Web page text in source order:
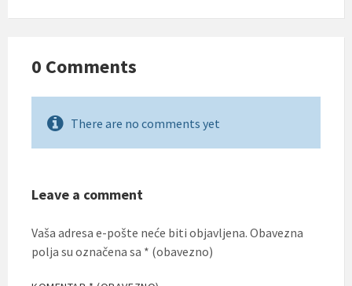
0 Comments
There are no comments yet
Leave a comment
Vaša adresa e-pošte neće biti objavljena. Obavezna
polja su označena sa * (obavezno)